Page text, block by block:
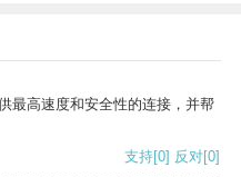
最高速度和安全性的连接，并帮
支持[0] 反对[0]